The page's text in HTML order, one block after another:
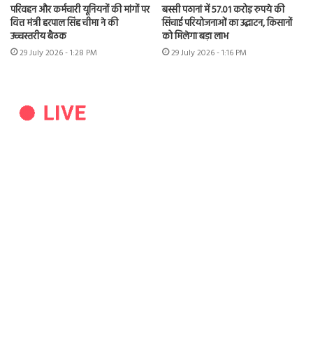
परिवहन और कर्मचारी यूनियनों की मांगों पर
वित्त मंत्री हरपाल सिंह चीमा ने की
उच्चस्तरीय बैठक
29 July 2026 - 1:28 PM
बस्सी पठानां में 57.01 करोड़ रुपये की
सिंचाई परियोजनाओं का उद्घाटन, किसानों
को मिलेगा बड़ा लाभ
29 July 2026 - 1:16 PM